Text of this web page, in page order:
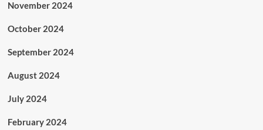
November 2024
October 2024
September 2024
August 2024
July 2024
February 2024